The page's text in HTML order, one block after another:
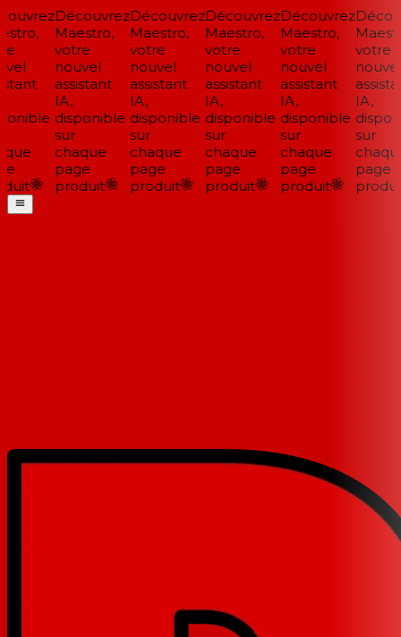
Découvrez
Maestro,
votre
nouvel
assistant
IA,
disponible
sur
chaque
page
produit
Découvrez
Maestro,
votre
nouvel
assistant
IA,
disponible
sur
chaque
page
produit
Découvrez
Maestro,
votre
nouvel
assistant
IA,
disponible
sur
chaque
page
produit
Découvrez
Maestro,
votre
nouvel
assistant
IA,
disponible
sur
chaque
page
produit
votre
nouvel
IA,
sur
chaque
page
produit